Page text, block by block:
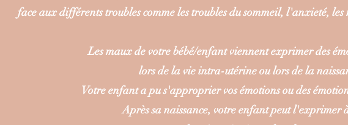
face aux différents troubles comme les troubles du sommeil, l'anxieté,
Les maux de votre bébé/enfant viennent exprimer des
lors de la vie intra-utérine ou lors de la
Votre enfant a pu s'approprier vos émotions ou des
Après sa naissance, votre enfant peut l'exprimer